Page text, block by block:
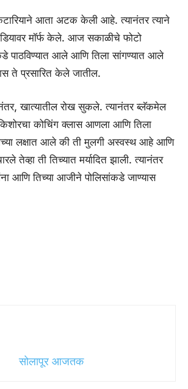
कटारियाने आता अटक केली आहे. त्यानंतर त्याने
मॉर्फ केले. आज सकाळीचे फोटो
पाठविण्यात आले आणि तिला सांगण्यात आले
ते प्रसारित केले जातील.
खात्यातील रोख सुकले. त्यानंतर ब्लॅकमेल
कोचिंग क्लास आणला आणि तिला
लक्षात आले की ती मुलगी अस्वस्थ आहे आणि
तेव्हा ती तिच्यात मर्यादित झाली. त्यानंतर
आणि तिच्या आजीने पोलिसांकडे जाण्यास
सोलापूर आजतक